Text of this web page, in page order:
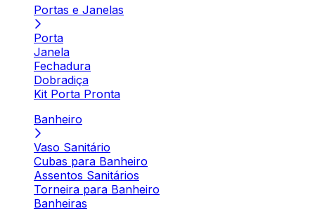
Portas e Janelas
Porta
Janela
Fechadura
Dobradiça
Kit Porta Pronta
Banheiro
Vaso Sanitário
Cubas para Banheiro
Assentos Sanitários
Torneira para Banheiro
Banheiras